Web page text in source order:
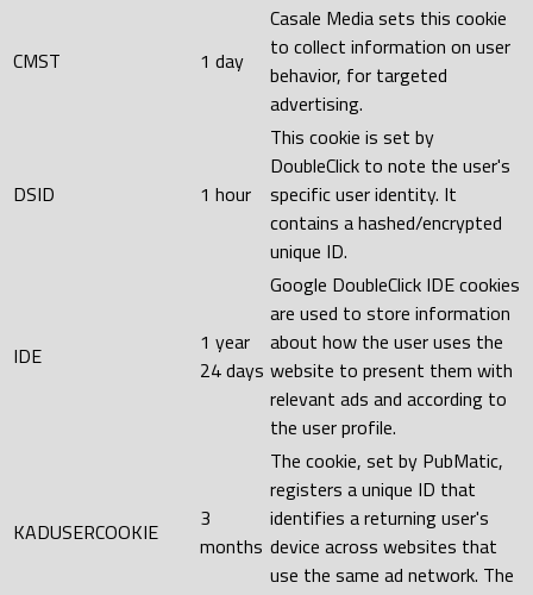
CMST 1 day
Casale Media sets this cookie
to collect information on user
behavior, for targeted
advertising.
DSID 1 hour
This cookie is set by
DoubleClick to note the user's
specific user identity. It
contains a hashed/encrypted
unique ID.
IDE
1 year
24 days
Google DoubleClick IDE cookies
are used to store information
about how the user uses the
website to present them with
relevant ads and according to
the user profile.
KADUSERCOOKIE
3
months
The cookie, set by PubMatic,
registers a unique ID that
identifies a returning user's
device across websites that
use the same ad network. The